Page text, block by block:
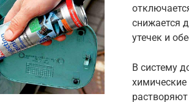
снижается
утечек и
В систему